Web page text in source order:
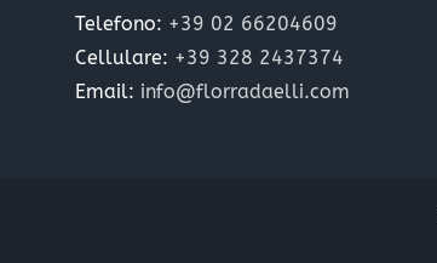
€250,00
Telefono: +39 02 66204609
Cellulare: +39 328 2437374
Email: info@florradaelli.com